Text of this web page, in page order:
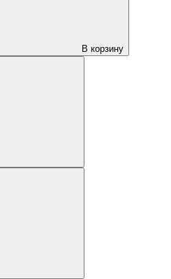
В корзину